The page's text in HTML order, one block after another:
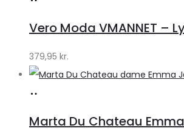
Klædeskabet.dk
Vero Moda VMANNET –
379,95 kr.
Klædeskabet.dk
Marta Du Chateau